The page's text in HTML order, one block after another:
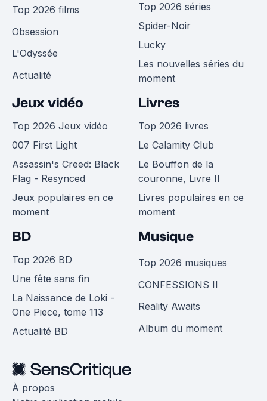
Top 2026 films
Obsession
L'Odyssée
Actualité
Top 2026 séries
Spider-Noir
Lucky
Les nouvelles séries du
moment
Jeux vidéo
Top 2026 Jeux vidéo
007 First Light
Assassin's Creed: Black
Flag - Resynced
Jeux populaires en ce
moment
Livres
Top 2026 livres
Le Calamity Club
Le Bouffon de la
couronne, Livre II
Livres populaires en ce
moment
BD
Top 2026 BD
Une fête sans fin
La Naissance de Loki -
One Piece, tome 113
Actualité BD
Musique
Top 2026 musiques
CONFESSIONS II
Reality Awaits
Album du moment
À propos